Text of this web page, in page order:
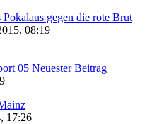
gegen die rote Brut
08:19
05 Neuester Beitrag
17:26